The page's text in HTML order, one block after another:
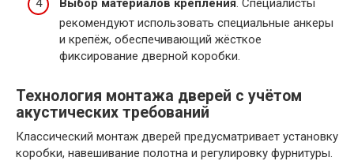
Выбор материалов крепления. Специалисты
рекомендуют использовать специальные анкеры
и крепёж, обеспечивающий жёсткое
фиксирование дверной коробки.
Технология монтажа дверей с учётом
акустических требований
Классический монтаж дверей предусматривает установку
коробки, навешивание полотна и регулировку фурнитуры.